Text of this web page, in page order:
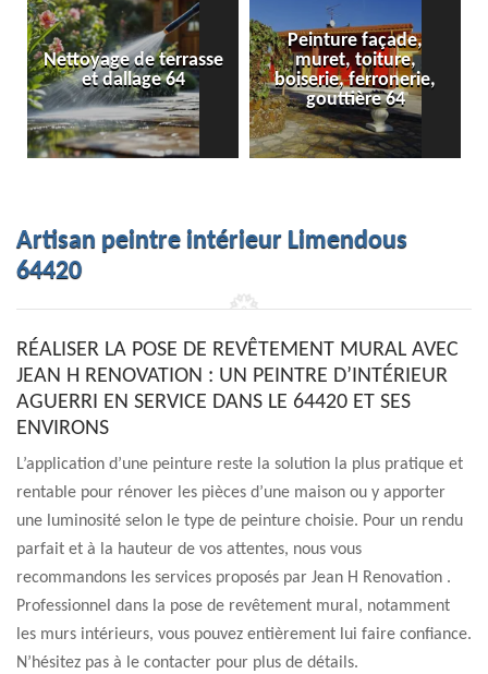
de terrasse
dallage 64
Peinture façade,
muret, toiture,
boiserie, ferronerie,
gouttière 64
Peinture
Artisan peintre intérieur Limendous
64420
RÉALISER LA POSE DE REVÊTEMENT MURAL AVEC
JEAN H RENOVATION : UN PEINTRE D’INTÉRIEUR
AGUERRI EN SERVICE DANS LE 64420 ET SES
ENVIRONS
L’application d’une peinture reste la solution la plus pratique et
rentable pour rénover les pièces d’une maison ou y apporter
une luminosité selon le type de peinture choisie. Pour un rendu
parfait et à la hauteur de vos attentes, nous vous
recommandons les services proposés par Jean H Renovation .
Professionnel dans la pose de revêtement mural, notamment
les murs intérieurs, vous pouvez entièrement lui faire confiance.
N’hésitez pas à le contacter pour plus de détails.